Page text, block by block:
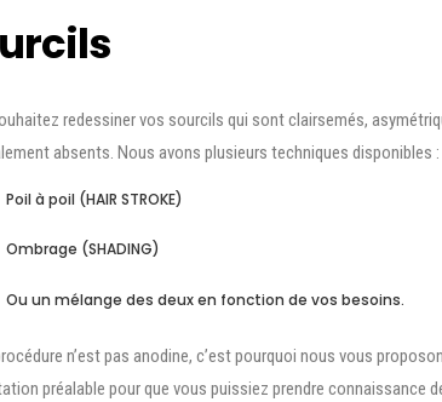
redessiner vos sourcils qui sont clairsemés,
absents. Nous avons plusieurs techniques disponibles :
Poil à poil (HAIR STROKE)
Ombrage (SHADING)
Ou un mélange des deux en fonction de vos besoins.
n’est pas anodine, c’est pourquoi nous vous
préalable pour que vous puissiez prendre connaissance